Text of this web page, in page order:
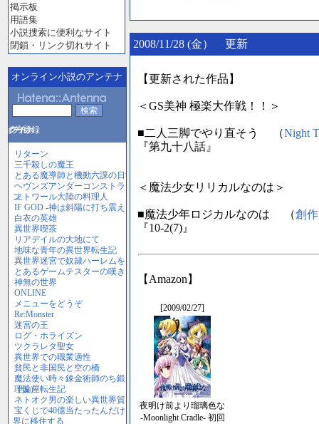
掲示板
用語集
小説捜索に便利なサイト
閉鎖・リンク切れサイト
オンライン小説のアンテナ
2008/11/28 (金） 更新
【更新された作品】
＜GS美神 極楽大作戦！！＞
■二人三脚でやり直そう （Night
『第九十八話』
＜魔法少女リリカルなのは＞
■魔法少年ロジカルなのは （創
『10-2(7)』
【Amazon】
[2009/02/27]
夜明け前より瑠璃色な
-Moonlight Cradle- 初回